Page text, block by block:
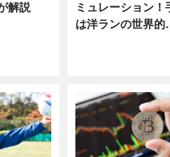
解説
ミュレーション！
は洋ランの世界